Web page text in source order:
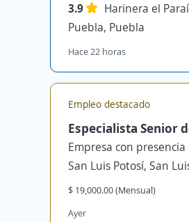
3.9
Harinera el
Puebla, Puebla
Hace 22 horas
Empleo destacado
Especialista Senior
Empresa con
San Luis Potosí, San
$ 19,000.00 (Mensual)
Ayer